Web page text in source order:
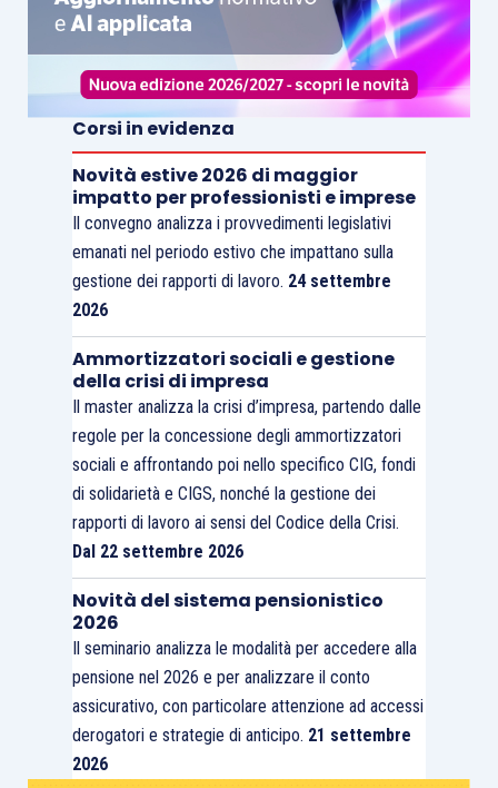
Corsi in evidenza
Novità estive 2026 di maggior
impatto per professionisti e imprese
Il convegno analizza i provvedimenti legislativi
emanati nel periodo estivo che impattano sulla
gestione dei rapporti di lavoro. 24 settembre
2026
Ammortizzatori sociali e gestione
della crisi di impresa
Il master analizza la crisi d’impresa, partendo dalle
regole per la concessione degli ammortizzatori
sociali e affrontando poi nello specifico CIG, fondi
di solidarietà e CIGS, nonché la gestione dei
rapporti di lavoro ai sensi del Codice della Crisi.
Dal 22 settembre 2026
Novità del sistema pensionistico
2026
Il seminario analizza le modalità per accedere alla
pensione nel 2026 e per analizzare il conto
assicurativo, con particolare attenzione ad accessi
derogatori e strategie di anticipo. 21 settembre
2026